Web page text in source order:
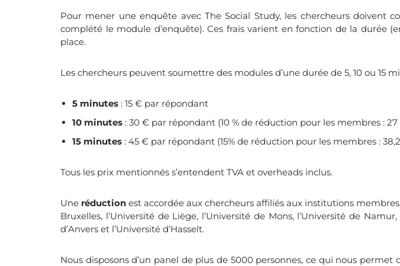
Pour mener une enquête avec The Social Study, les chercheurs doivent
complété le module d’enquête). Ces frais varient en fonction de la durée
place.
Les chercheurs peuvent soumettre des modules d’une durée de 5, 10 ou 15
5 minutes : 15 € par répondant
10 minutes : 30 € par répondant (10 % de réduction pour les membres :
15 minutes : 45 € par répondant (15% de réduction pour les membres :
Tous les prix mentionnés s’entendent TVA et overheads inclus.
Une réduction est accordée aux chercheurs affiliés aux institutions
Bruxelles, l’Université de Liège, l’Université de Mons, l’Université de
d’Anvers et l’Université d’Hasselt.
Nous disposons d’un panel de plus de 5000 personnes, ce qui nous